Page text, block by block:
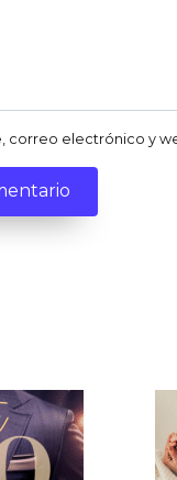
correo electrónico y